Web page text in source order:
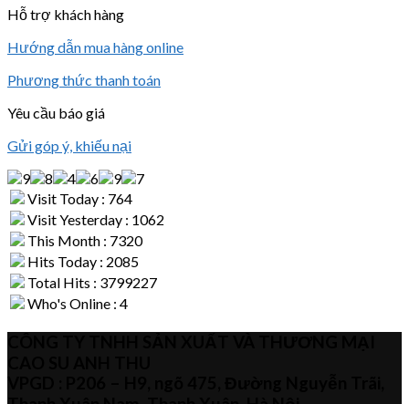
Hỗ trợ khách hàng
Hướng dẫn mua hàng online
Phương thức thanh toán
Yêu cầu báo giá
Gửi góp ý, khiếu nại
Visit Today : 764
Visit Yesterday : 1062
This Month : 7320
Hits Today : 2085
Total Hits : 3799227
Who's Online : 4